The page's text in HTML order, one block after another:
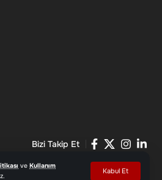
ve Kullanım
Kabul Et
Bizi Takip Et